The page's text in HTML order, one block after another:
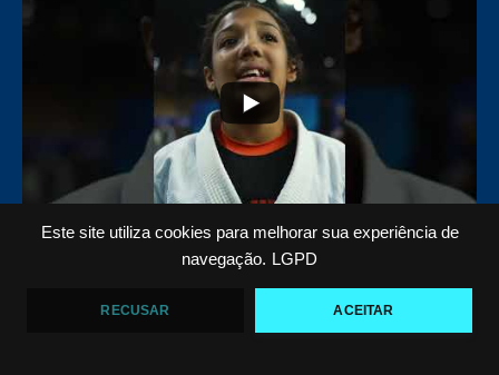
Este site utiliza cookies para melhorar sua experiência de
navegação. LGPD
RECUSAR ACEITAR
Criança emociona ao vencer no Jiu-Jitsu
VF Comunica